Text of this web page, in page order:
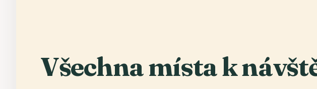
Všechna místa k